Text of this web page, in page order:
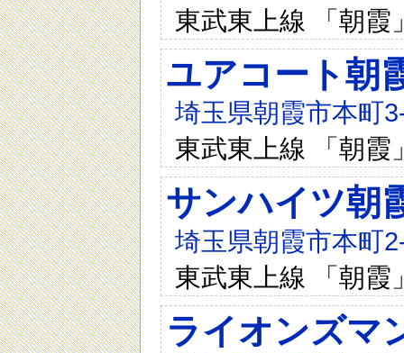
東武東上線 「朝霞
ユアコート朝
埼玉県朝霞市本町
東武東上線 「朝霞
サンハイツ朝
埼玉県朝霞市本町
東武東上線 「朝霞
ライオンズマ